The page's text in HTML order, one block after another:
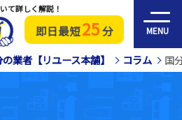
即日最短25分 MENU
て詳しく解説！
業者【リユース本舗】 コラム 国